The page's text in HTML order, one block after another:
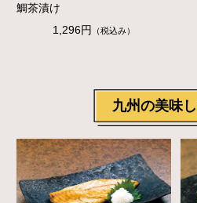
鯛茶漬け
1,296円
（税込み）
九州の美味